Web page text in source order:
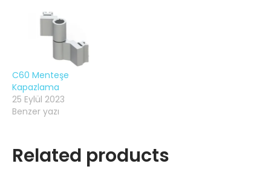
C60 Menteşe
Kapazlama
25 Eylül 2023
Benzer yazı
Related products